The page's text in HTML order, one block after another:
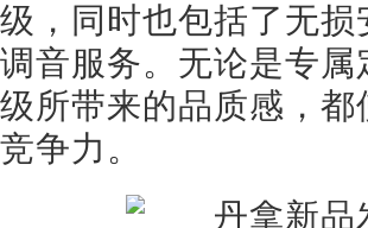
级，同时也包括了无
调音服务。无论是专
级所带来的品质感，
竞争力。